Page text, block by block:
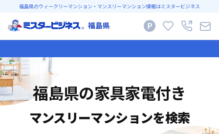
福島県のウィークリーマンション・マンスリーマンション情報はミスタービジネス
福島県
福島県の家具家電付き
マンスリーマンションを検索